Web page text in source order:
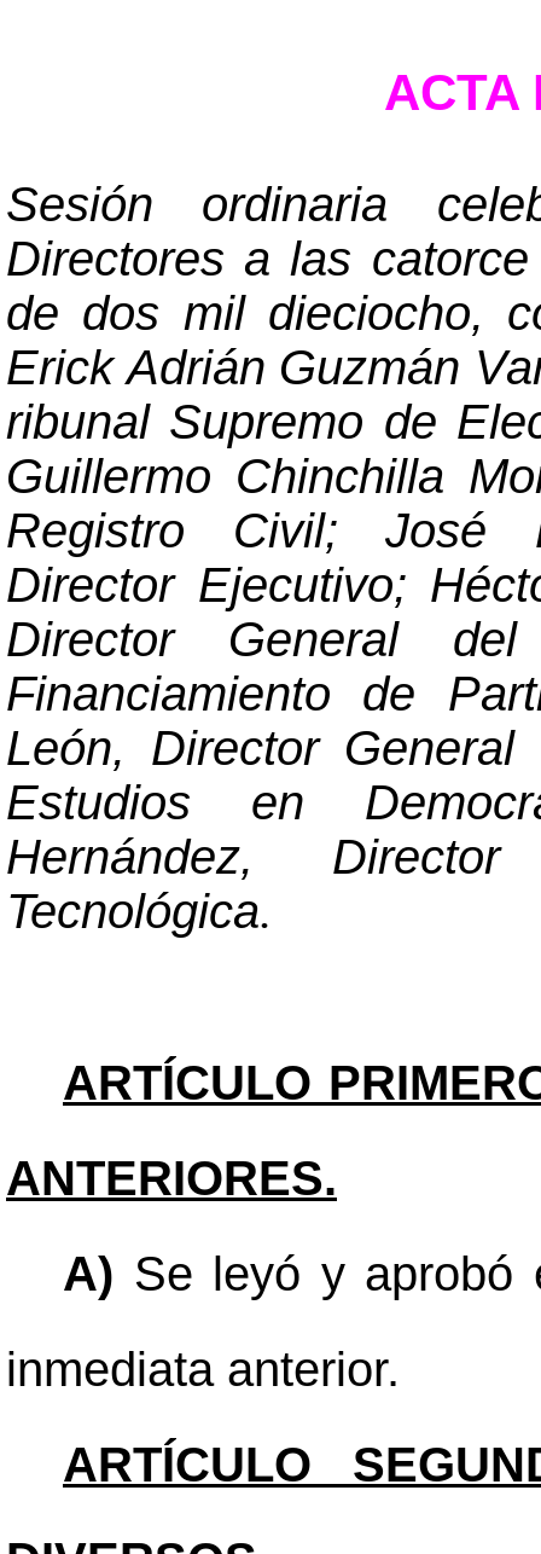
ACTA
Sesión ordinaria
Directores a las
de dos mil dieciocho,
Erick Adrián Guzmán
ribunal Supremo de
Guillermo Chinchilla
Registro Civil; José
Director Ejecutivo;
Director General
Financiamiento de
León, Director
Estudios en
Hernández,
Tecnológica.
ARTÍCULO
ANTERIORES.
A) Se leyó y aprobó
inmediata anterior.
ARTÍCULO